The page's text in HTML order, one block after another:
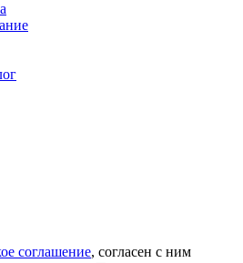
соглашение, согласен с ним